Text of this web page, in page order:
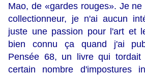
Mao, de «gardes rouges». Je
collectionneur, je n'ai aucun
juste une passion pour l'art et
bien connu ça quand j'ai
Pensée 68, un livre qui
certain nombre d'impostures